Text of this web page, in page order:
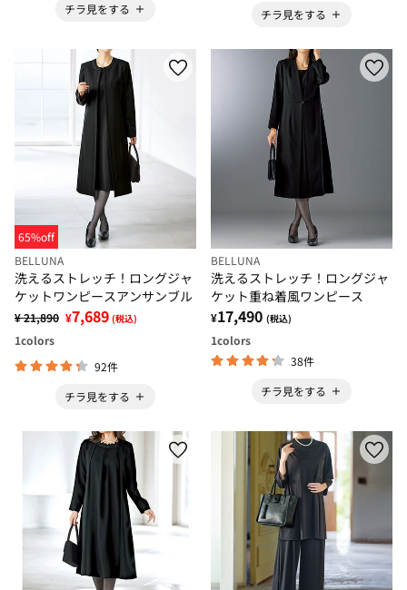
チラ見をする
チラ見をする
65%off
BELLUNA
洗えるストレッチ！ロングジャ
ケットワンピースアンサンブル
¥ 21,890 ¥7,689 (税込)
1colors
92件
チラ見をする
BELLUNA
洗えるストレッチ！ロングジャ
ケット重ね着風ワンピース
¥17,490 (税込)
1colors
38件
チラ見をする